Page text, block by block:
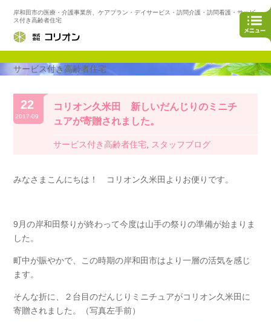
岸和田市の医療・介護事業所、ケアプラン・デイサービス・訪問介護・訪問看護・サービ
ス付き高齢者住宅
サービス付き高齢者住宅
22
2017-09
コリオン久米田 新しいだんじりのミニチ
ュアが寄贈されました。
サービス付き高齢者住宅 スタッフブログ
みなさまこんにちは！ コリオン久米田よりお便りです。
9月の岸和田祭りが終わって今度は山手の祭りの準備が始まりま
した。
町中が賑やかで、この時期の岸和田市はより一層の活気を感じ
ます。
そんな折に、２台目のだんじりミニチュアがコリオン久米田に
寄贈されました。（写真左手前）